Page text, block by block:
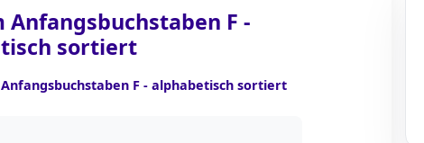
F -
sortiert
F - alphabetisch sortiert